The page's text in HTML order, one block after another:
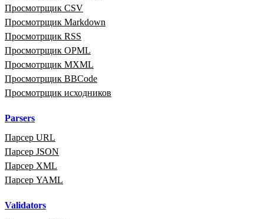
Просмотрщик CSV
Просмотрщик Markdown
Просмотрщик RSS
Просмотрщик OPML
Просмотрщик MXML
Просмотрщик BBCode
Просмотрщик исходников
Parsers
Парсер URL
Парсер JSON
Парсер XML
Парсер YAML
Validators